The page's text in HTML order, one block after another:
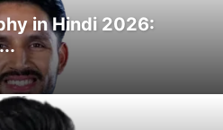
in Hindi 2026: